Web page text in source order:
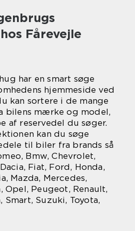
Fårevejle
har en smart søge
hjemmeside ved
kan sortere i de mange
bilens mærke og model,
af reservedel du søger.
kan du søge
til biler fra brands så
Bmw, Chevrolet,
Fiat, Ford, Honda,
Mazda, Mercedes,
Opel, Peugeot, Renault,
Smart, Suzuki, Toyota,